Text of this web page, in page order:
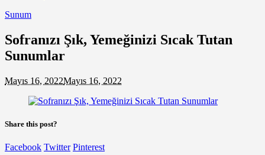
Sunum
Sofranızı Şık, Yemeğinizi Sıcak Tutan
Sunumlar
Mayıs 16, 2022Mayıs 16, 2022
Share this post?
Facebook Twitter Pinterest